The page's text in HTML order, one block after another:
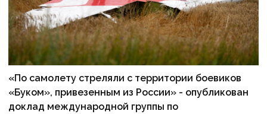
«По самолету стреляли с территории боевиков
«Буком», привезенным из России» - опубликован
доклад международной группы по